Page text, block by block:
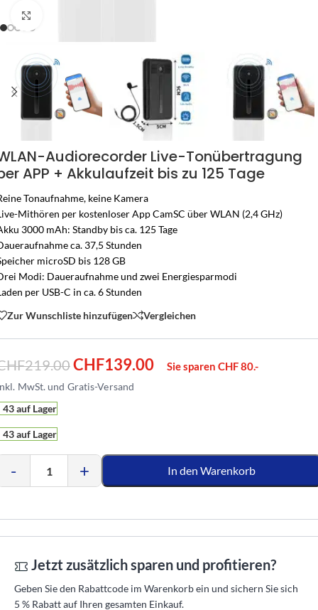
Audiorecorder Live-Tonübertragung
APP + Akkulaufzeit bis zu 125 Tage
Tonaufnahme, keine Kamera
Mithören per kostenloser App CamSC über WLAN (2,4 GHz)
3000 mAh: Standby bis ca. 125 Tage
ca. 37,5 Stunden
microSD bis 128 GB
Modi: Daueraufnahme und zwei Energiesparmodi
per USB-C in ca. 6 Stunden
Zur Wunschliste hinzufügen
Vergleichen
219.00CHF139.00 Sie sparen CHF 80.-
43 auf Lager
43 auf Lager
- + In den Warenkorb
Jetzt zusätzlich sparen und profitieren?
Geben Sie den Rabattcode im Warenkorb ein und sichern Sie sich
5 % Rabatt auf Ihren gesamten Einkauf.